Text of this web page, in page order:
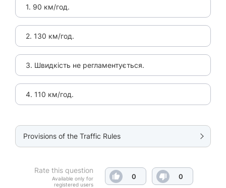
1. 90 км/год.
2. 130 км/год.
3. Швидкість не регламентується.
4. 110 км/год.
Provisions of the Traffic Rules
Rate this question
Available only for
registered users
0 0